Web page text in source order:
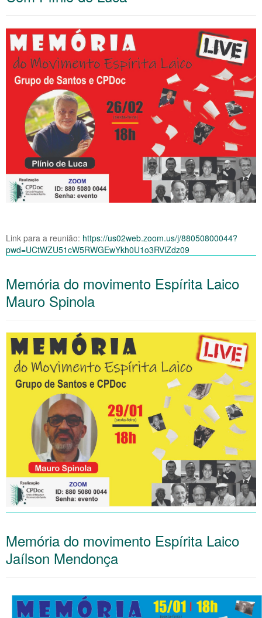
Link para a reunião: https://us02web.zoom.us/j/88050800044?
pwd=UCtWZU51cW5RWGEwYkh0U1o3RVlZdz09
Memória do movimento Espírita Laico
Mauro Spinola
Memória do movimento Espírita Laico
Jaílson Mendonça